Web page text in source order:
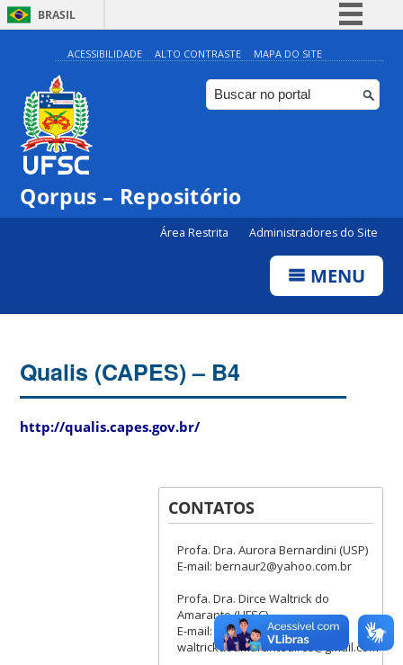
BRASIL
Simplifique!
Comunica BR
Participe
ACESSIBILIDADE ALTO CONTRASTE MAPA DO SITE
Qorpus – Repositório
Área Restrita Administradores do Site
MENU
Qualis (CAPES) – B4
http://qualis.capes.gov.br/
CONTATOS
Profa. Dra. Aurora Bernardini (USP)
E-mail: bernaur2@yahoo.com.br
Profa. Dra. Dirce Waltrick do
Amarante (UFSC).
E-mail:
waltrickdoamarantedirce@gmail.com